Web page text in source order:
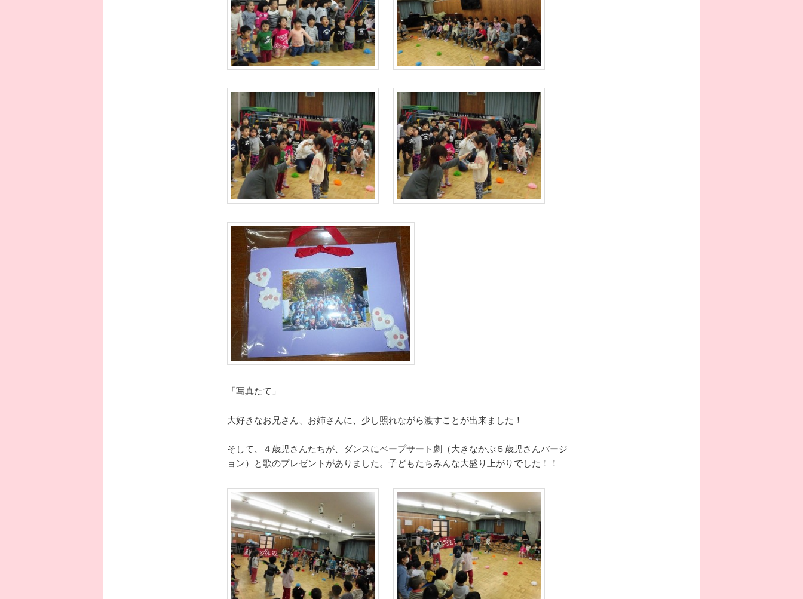
「写真たて」
大好きなお兄さん、お姉さんに、少し照れながら渡すことが出来ました！
そして、４歳児さんたちが、ダンスにペープサート劇（大きなかぶ５歳児さんバージ
ョン）と歌のプレゼントがありました。子どもたちみんな大盛り上がりでした！！